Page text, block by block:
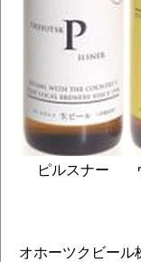
ピルスナー
オホーツクビール